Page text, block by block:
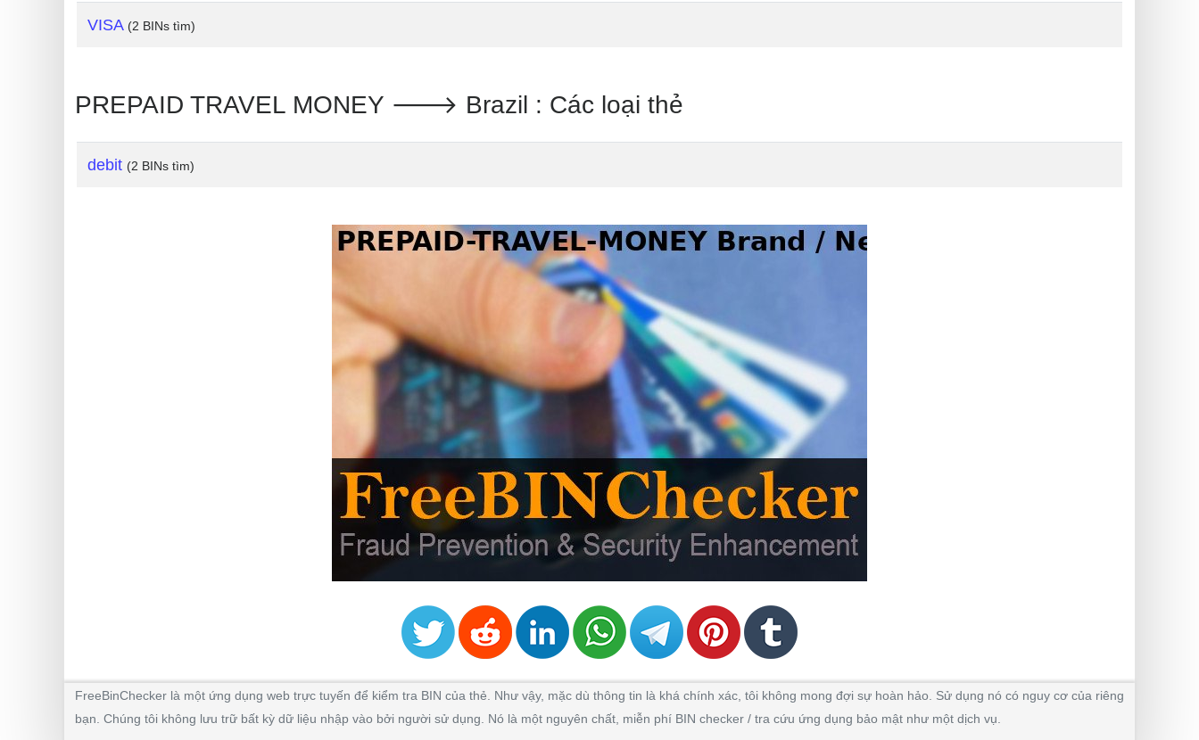
IP
BIN
Validator
VISA (2 BINs tìm)
PREPAID TRAVEL MONEY 🡒 Brazil : Các loại thẻ
debit (2 BINs tìm)
FreeBinChecker là một ứng dụng web trực tuyến để kiểm tra BIN của thẻ. Như vậy, mặc dù thông tin là khá chính xác, tôi không mong đợi sự hoàn hảo. Sử dụng nó có nguy cơ của riêng
bạn. Chúng tôi không lưu trữ bất kỳ dữ liệu nhập vào bởi người sử dụng. Nó là một nguyên chất, miễn phí BIN checker / tra cứu ứng dụng bảo mật như một dịch vụ.